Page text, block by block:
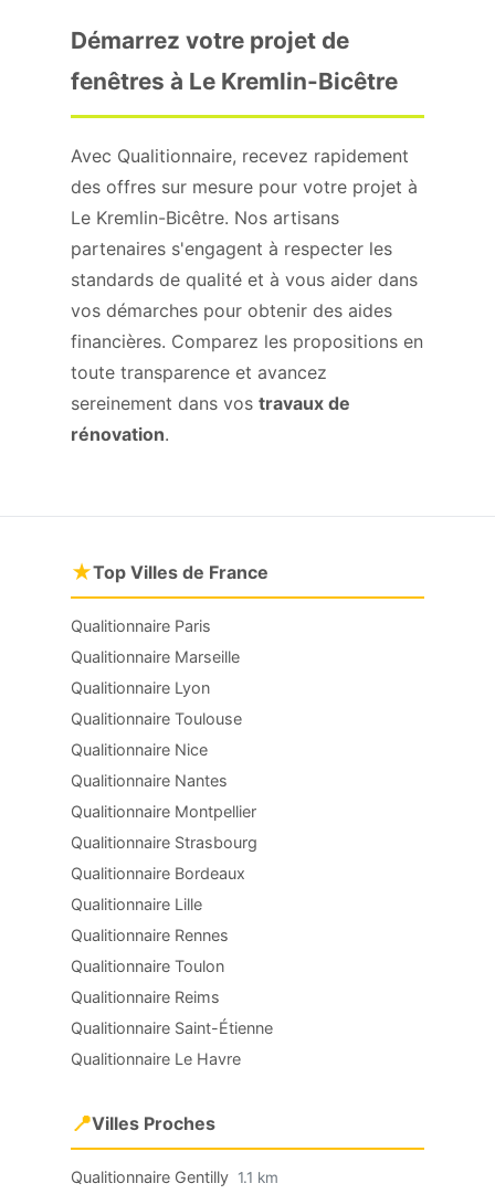
Démarrez votre projet de
fenêtres à Le Kremlin-Bicêtre
Avec Qualitionnaire, recevez rapidement
des offres sur mesure pour votre projet à
Le Kremlin-Bicêtre. Nos artisans
partenaires s'engagent à respecter les
standards de qualité et à vous aider dans
vos démarches pour obtenir des aides
financières. Comparez les propositions en
toute transparence et avancez
sereinement dans vos travaux de
rénovation.
★Top Villes de France
Qualitionnaire Paris
Qualitionnaire Marseille
Qualitionnaire Lyon
Qualitionnaire Toulouse
Qualitionnaire Nice
Qualitionnaire Nantes
Qualitionnaire Montpellier
Qualitionnaire Strasbourg
Qualitionnaire Bordeaux
Qualitionnaire Lille
Qualitionnaire Rennes
Qualitionnaire Toulon
Qualitionnaire Reims
Qualitionnaire Saint-Étienne
Qualitionnaire Le Havre
📍Villes Proches
Qualitionnaire Gentilly 1.1 km